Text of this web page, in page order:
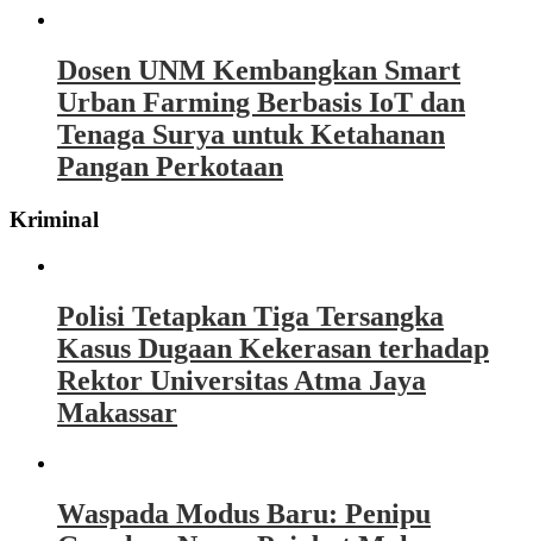
Dosen UNM Kembangkan Smart
Urban Farming Berbasis IoT dan
Tenaga Surya untuk Ketahanan
Pangan Perkotaan
Kriminal
Polisi Tetapkan Tiga Tersangka
Kasus Dugaan Kekerasan terhadap
Rektor Universitas Atma Jaya
Makassar
Waspada Modus Baru: Penipu